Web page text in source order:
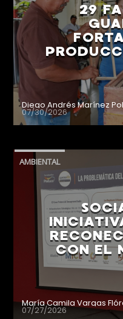
29
Diego Andrés Marínez
07/30/2026
AMBIENTAL
CON EL
María Camila Vargas
07/27/2026